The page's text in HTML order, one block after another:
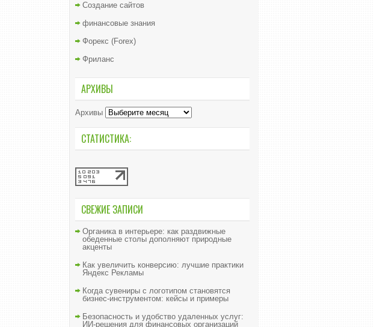
Создание сайтов
финансовые знания
Форекс (Forex)
Фриланс
АРХИВЫ
Архивы
СТАТИСТИКА:
СВЕЖИЕ ЗАПИСИ
Органика в интерьере: как раздвижные
обеденные столы дополняют природные
акценты
Как увеличить конверсию: лучшие практики
Яндекс Рекламы
Когда сувениры с логотипом становятся
бизнес-инструментом: кейсы и примеры
Безопасность и удобство удаленных услуг:
ИИ-решения для финансовых организаций